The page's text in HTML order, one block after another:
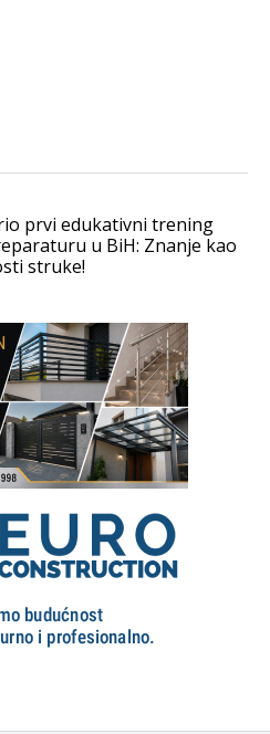
prvi edukativni trening
u BiH: Znanje kao
struke!